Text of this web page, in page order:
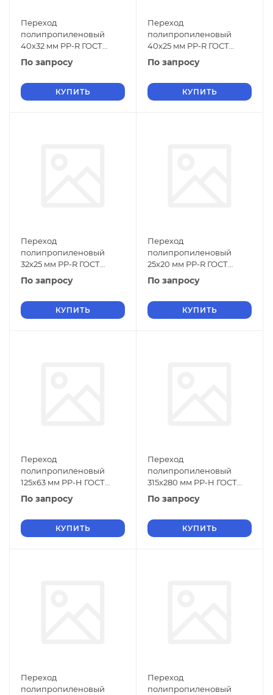
Переход
полипропиленовый
40х32 мм PP-R ГОСТ
32415-2013
По запросу
КУПИТЬ
Переход
полипропиленовый
40х25 мм PP-R ГОСТ
32415-2013
По запросу
КУПИТЬ
Переход
полипропиленовый
32х25 мм PP-R ГОСТ
32415-2013
По запросу
КУПИТЬ
Переход
полипропиленовый
25х20 мм PP-R ГОСТ
32415-2013
По запросу
КУПИТЬ
Переход
полипропиленовый
125х63 мм PP-H ГОСТ
32415-2013
По запросу
КУПИТЬ
Переход
полипропиленовый
315х280 мм PP-H ГОСТ
32415-2013
По запросу
КУПИТЬ
Переход
полипропиленовый
Переход
полипропиленовый